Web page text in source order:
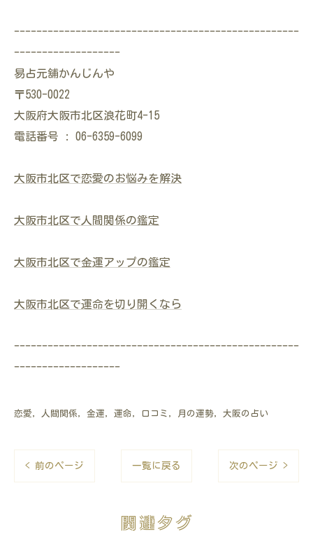
---------------------------------------------------
-------------------
易占元舖かんじんや
〒530-0022
大阪府大阪市北区浪花町4-15
電話番号 : 06-6359-6099
大阪市北区で恋愛のお悩みを解決
大阪市北区で人間関係の鑑定
大阪市北区で金運アップの鑑定
大阪市北区で運命を切り開くなら
---------------------------------------------------
-------------------
恋愛 人間関係 金運 運命 口コミ 月の運勢 大阪の占い
< 前のページ 一覧に戻る 次のページ >
関連タグ